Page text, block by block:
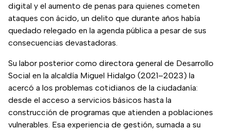
digital y el aumento de penas para quienes cometen
ataques con ácido, un delito que durante años había
quedado relegado en la agenda pública a pesar de sus
consecuencias devastadoras.
Su labor posterior como directora general de Desarrollo
Social en la alcaldía Miguel Hidalgo (2021–2023) la
acercó a los problemas cotidianos de la ciudadanía:
desde el acceso a servicios básicos hasta la
construcción de programas que atienden a poblaciones
vulnerables. Esa experiencia de gestión, sumada a su